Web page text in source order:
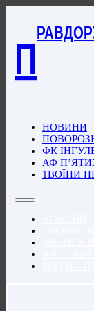
П
НОВИНИ
ФК
АФ
1ВОЇНИ